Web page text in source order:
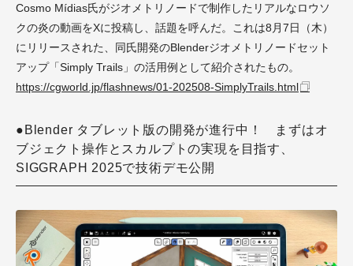
Cosmo Mídias氏がジオメトリノードで制作したリアルなロウソ
クの炎の動画をXに投稿し、話題を呼んだ。これは8月7日（木）
にリリースされた、同氏開発のBlenderジオメトリノードセット
アップ「Simply Trails」の活用例として紹介されたもの。
https://cgworld.jp/flashnews/01-202508-SimplyTrails.html
●Blender タブレット版の開発が進行中！ まずはオ
ブジェクト操作とスカルプトの実現を目指す、
SIGGRAPH 2025で技術デモ公開